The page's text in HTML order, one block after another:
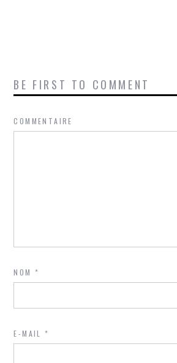
BE FIRST TO COMMENT
COMMENTAIRE
NOM*
E-MAIL*